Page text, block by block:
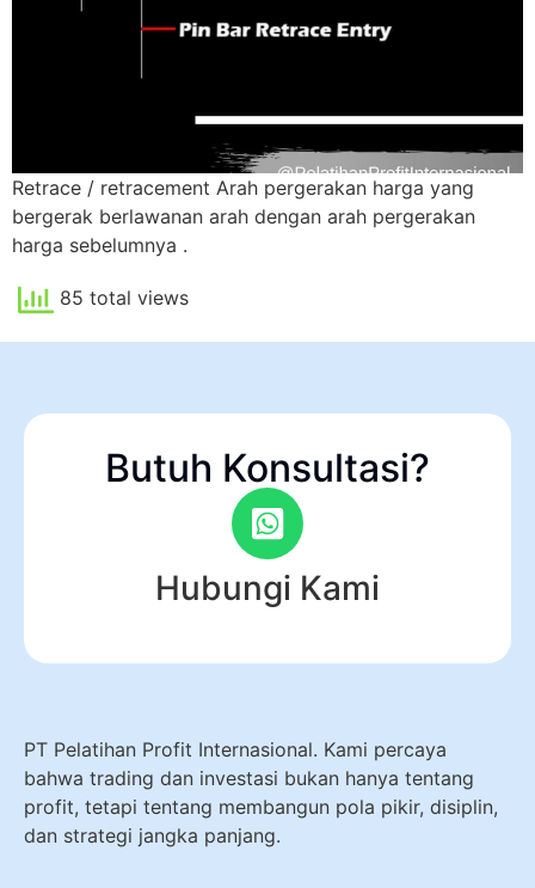
Retrace / retracement Arah pergerakan harga yang
bergerak berlawanan arah dengan arah pergerakan
harga sebelumnya .
85 total views
Butuh Konsultasi?
Hubungi Kami
PT Pelatihan Profit Internasional. Kami percaya
bahwa trading dan investasi bukan hanya tentang
profit, tetapi tentang membangun pola pikir, disiplin,
dan strategi jangka panjang.